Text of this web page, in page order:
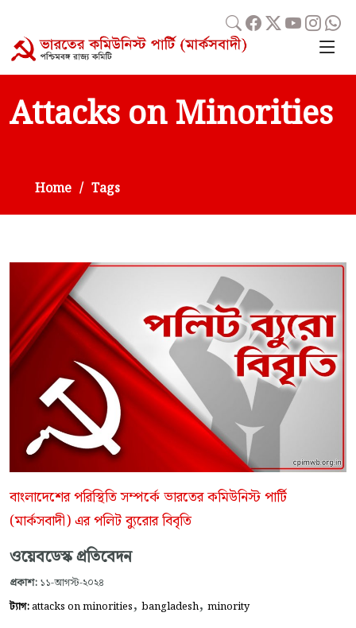
Attacks on Minorities
Home Tags
বাংলাদেশের পরিস্থিতি সম্পর্কে ভারতের কমিউনিস্ট পার্টি
(মার্কসবাদী) এর পলিট ব্যুরোর বিবৃতি
ওয়েবডেস্ক প্রতিবেদন
প্রকাশ: ১১-আগস্ট-২০২৪
ট্যাগ:attacks on minorities, bangladesh, minority